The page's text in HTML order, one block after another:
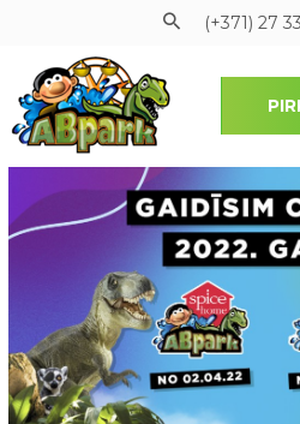
Pāriet uz galveno saturu
(+371) 27